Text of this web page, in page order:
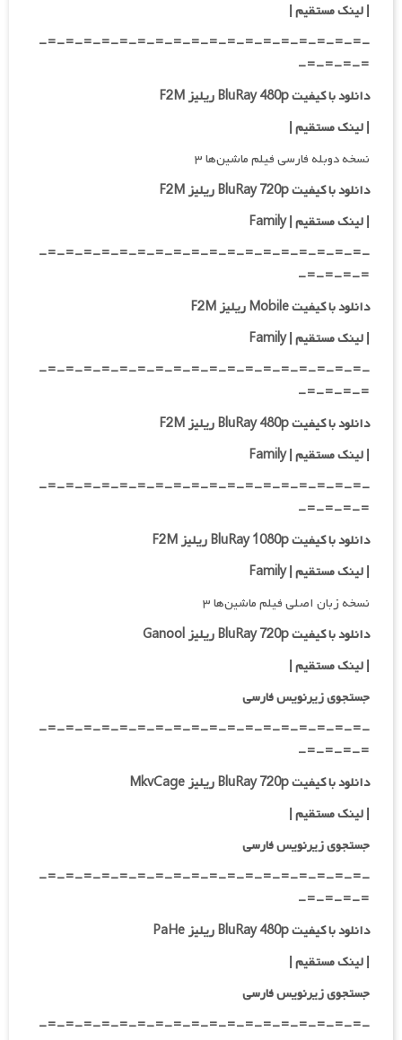
| لینک مستقیم|
-=-=-=-=-=-=-=-=-=-=-=-=-=-=-=-=-=-=-
=-=-=-=-
دانلود با کیفیت BluRay 480p ریلیز F2M
| لینک مستقیم|
نسخه دوبله فارسی فیلم ماشین‌ها ۳
دانلود با کیفیت BluRay 720p ریلیز F2M
| لینک مستقیم | Family
-=-=-=-=-=-=-=-=-=-=-=-=-=-=-=-=-=-=-
=-=-=-=-
دانلود با کیفیت Mobile ریلیز F2M
| لینک مستقیم | Family
-=-=-=-=-=-=-=-=-=-=-=-=-=-=-=-=-=-=-
=-=-=-=-
دانلود با کیفیت BluRay 480p ریلیز F2M
| لینک مستقیم | Family
-=-=-=-=-=-=-=-=-=-=-=-=-=-=-=-=-=-=-
=-=-=-=-
دانلود با کیفیت BluRay 1080p ریلیز F2M
|لینک مستقیم | Family
نسخه زبان اصلی فیلم ماشین‌ها ۳
دانلود با کیفیت BluRay 720p ریلیز Ganool
|لینک مستقیم|
جستجوی زیرنویس فارسی
-=-=-=-=-=-=-=-=-=-=-=-=-=-=-=-=-=-=-
=-=-=-=-
دانلود با کیفیت BluRay 720p ریلیز MkvCage
|لینک مستقیم|
جستجوی زیرنویس فارسی
-=-=-=-=-=-=-=-=-=-=-=-=-=-=-=-=-=-=-
=-=-=-=-
دانلود با کیفیت BluRay 480p ریلیز PaHe
| لینک مستقیم|
جستجوی زیرنویس فارسی
-=-=-=-=-=-=-=-=-=-=-=-=-=-=-=-=-=-=-